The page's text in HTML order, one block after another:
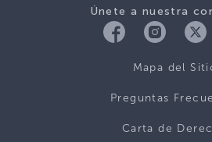
Únete a nuestra
Mapa del
Preguntas
Carta de